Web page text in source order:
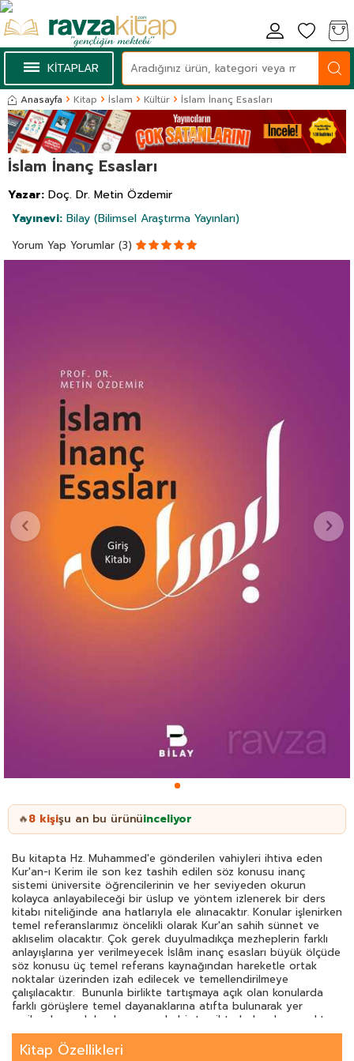
KİTAPLAR
Anasayfa Kitap İslam Kültür İslam İnanç Esasları
İslam İnanç Esasları
Yazar: Doç. Dr. Metin Özdemir
Yayınevi: Bilay (Bilimsel Araştırma Yayınları)
Yorum Yap Yorumlar (3)
🔥8 kişişu an bu ürünüinceliyor
Bu kitapta Hz. Muhammed'e gönderilen vahiyleri ihtiva eden
Kur'an-ı Kerim ile son kez tashih edilen söz konusu inanç
sistemi üniversite öğrencilerinin ve her seviyeden okurun
kolayca anlayabileceği bir üslup ve yöntem izlenerek bir ders
kitabı niteliğinde ana hatlarıyla ele alınacaktır. Konular işlenirken
temel referanslarımız öncelikli olarak Kur'an sahih sünnet ve
aklıselim olacaktır. Çok gerek duyulmadıkça mezheplerin farklı
anlayışlarına yer verilmeyecek İslâm inanç esasları büyük ölçüde
söz konusu üç temel referans kaynağından hareketle ortak
noktalar üzerinden izah edilecek ve temellendirilmeye
çalışılacaktır. Bununla birlikte tartışmaya açık olan konularda
farklı görüşlere temel dayanaklarına atıfta bulunarak yer
verilecek ancak bunlar arasında bir tercihte bulunulmayacaktır.
Buna karşılık söz konusu dayanak noktalarında bir tutarsızlık
görüldüğünde onlara kısaca işaret edilecektir.
Kitap Özellikleri